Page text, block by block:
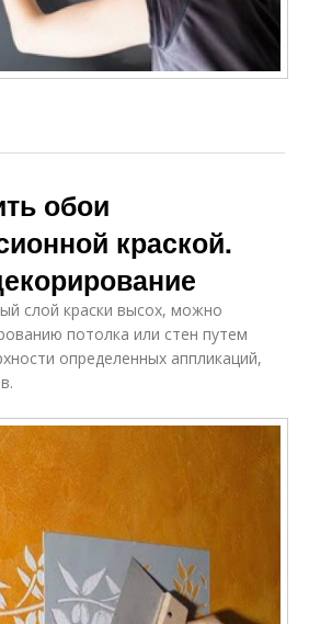
обои
краской.
слой краски высох, можно
потолка или стен путем
определенных аппликаций,